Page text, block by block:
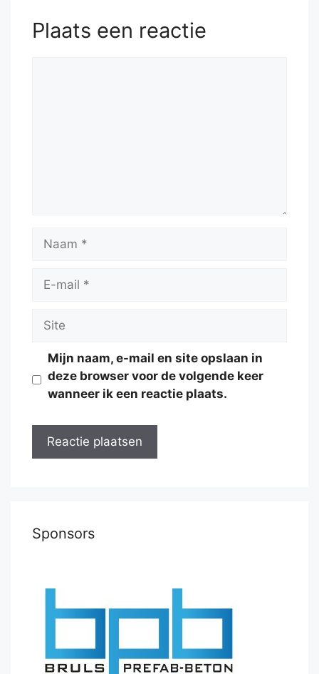
Plaats een reactie
Naam
Site
Mijn naam, e-mail en site opslaan in
deze browser voor de volgende keer
wanneer ik een reactie plaats.
Sponsors